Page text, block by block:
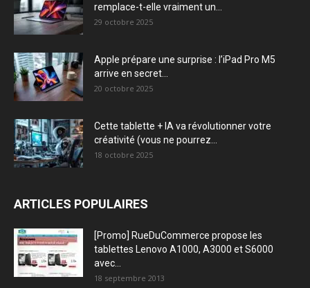
remplace-t-elle vraiment un...
29 octobre 2025
Apple prépare une surprise : l’iPad Pro M5
arrive en secret...
20 octobre 2025
Cette tablette + IA va révolutionner votre
créativité (vous ne pourrez...
18 octobre 2025
ARTICLES POPULAIRES
[Promo] RueDuCommerce propose les
tablettes Lenovo A1000, A3000 et S6000
avec...
18 septembre 2013